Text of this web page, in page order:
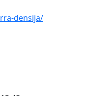
densija/